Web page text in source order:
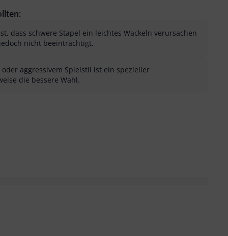
dass schwere Stapel ein leichtes Wackeln verursachen
nicht beeinträchtigt.
aggressivem Spielstil ist ein spezieller
die bessere Wahl.
als hilfreichals nicht hilfreich